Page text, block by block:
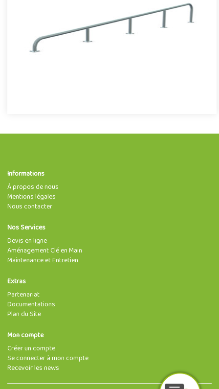
Le Rail est un module de skatepark, inspiré des divers obstacles
que l'on peut retrouver dans les environnements urbains (tro..
Informations
À propos de nous
Mentions légales
Nous contacter
Nos Services
Devis en ligne
Aménagement Clé en Main
Maintenance et Entretien
Extras
Partenariat
Documentations
Plan du Site
Mon compte
Créer un compte
Se connecter à mon compte
Recevoir les news